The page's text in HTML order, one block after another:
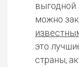
выгодной
можно
это
страны,